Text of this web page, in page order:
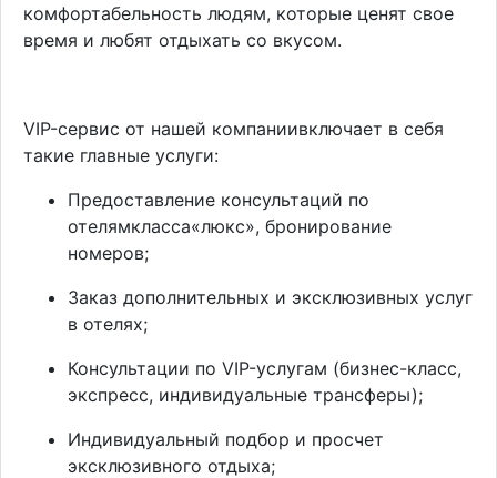
комфортабельность людям, которые ценят свое
время и любят отдыхать со вкусом.
VIP-сервис от нашей компаниивключает в себя
такие главные услуги:
Предоставление консультаций по
отелямкласса«люкс», бронирование
номеров;
Заказ дополнительных и эксклюзивных услуг
в отелях;
Консультации по VIP-услугам (бизнес-класс,
экспресс, индивидуальные трансферы);
Индивидуальный подбор и просчет
эксклюзивного отдыха;